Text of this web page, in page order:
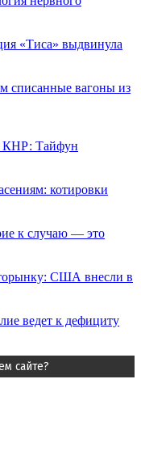
«Тиса» выдвинула
списанные вагоны из
КНР: Тайфун
котировки
к случаю — это
США внесли в
ведет к дефициту
сайте?